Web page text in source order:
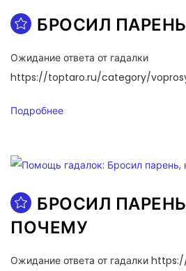
БРОСИЛ ПАРЕНЬ
Ожидание ответа от гадалки
https://toptaro.ru/category/
Подробнее
БРОСИЛ
ПОЧЕМУ
Ожидание ответа от гадалки